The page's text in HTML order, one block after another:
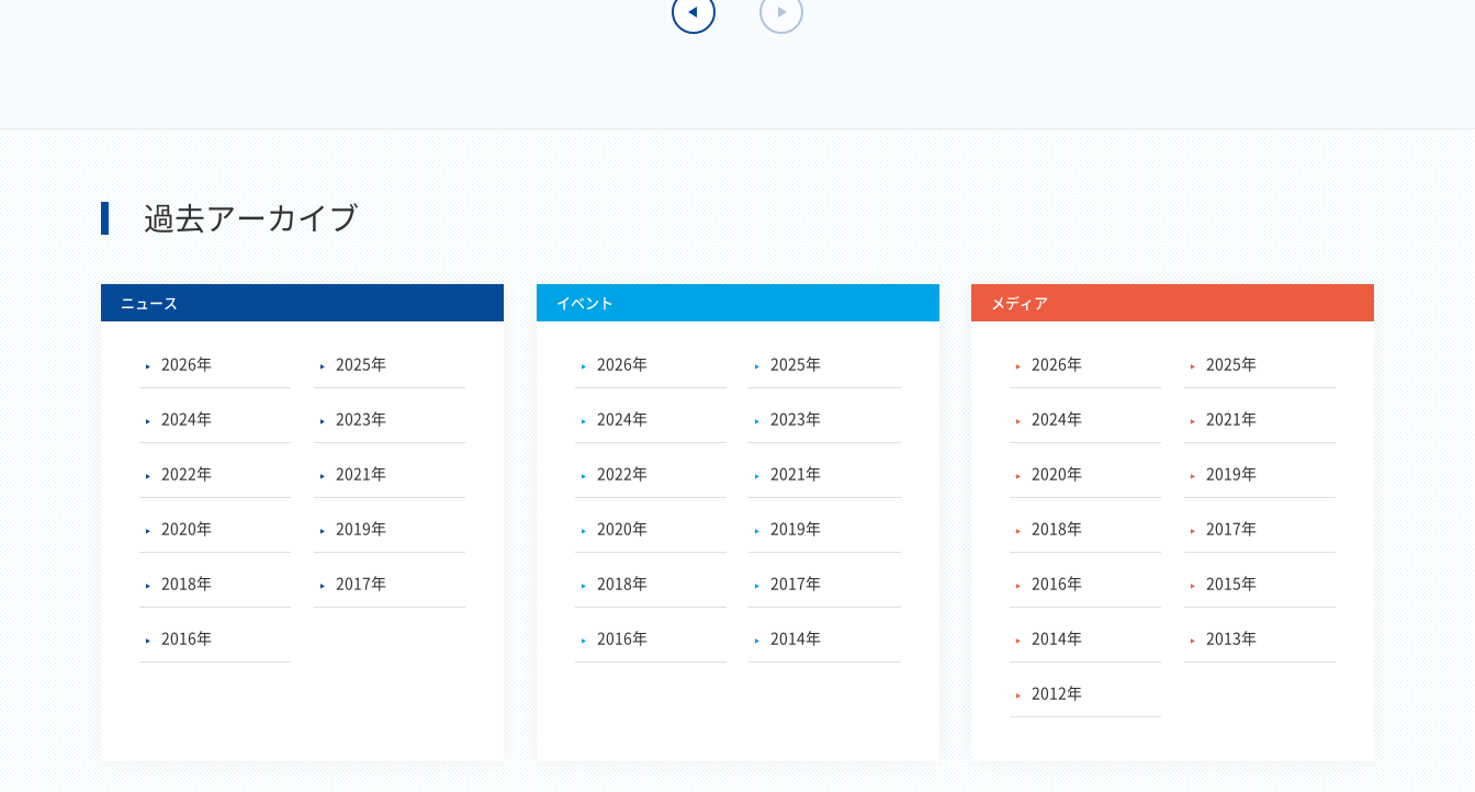
過去アーカイブ
ニュース
2026年 2025年
2024年 2023年
2022年 2021年
2020年 2019年
2018年 2017年
2016年
イベント
2026年 2025年
2024年 2023年
2022年 2021年
2020年 2019年
2018年 2017年
2016年 2014年
メディア
2026年 2025年
2024年 2021年
2020年 2019年
2018年 2017年
2016年 2015年
2014年 2013年
2012年